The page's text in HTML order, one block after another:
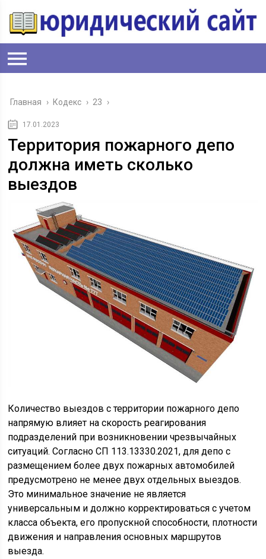
Главная › Кодекс › 23 ›
17.01.2023
Территория пожарного депо
должна иметь сколько
выездов
Количество выездов с территории пожарного депо
напрямую влияет на скорость реагирования
подразделений при возникновении чрезвычайных
ситуаций. Согласно СП 113.13330.2021, для депо с
размещением более двух пожарных автомобилей
предусмотрено не менее двух отдельных выездов.
Это минимальное значение не является
универсальным и должно корректироваться с учетом
класса объекта, его пропускной способности, плотности
движения и направления основных маршрутов
выезда.